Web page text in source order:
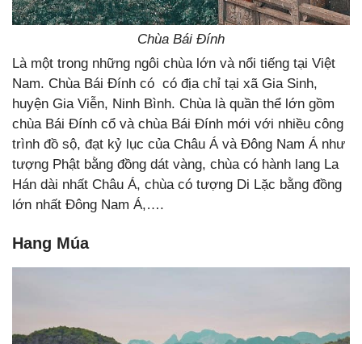
Chùa Bái Đính
Là một trong những ngôi chùa lớn và nổi tiếng tại Việt
Nam. Chùa Bái Đính có có địa chỉ tại xã Gia Sinh,
huyện Gia Viễn, Ninh Bình. Chùa là quần thể lớn gồm
chùa Bái Đính cổ và chùa Bái Đính mới với nhiều công
trình đồ sộ, đạt kỷ lục của Châu Á và Đông Nam Á như
tượng Phật bằng đồng dát vàng, chùa có hành lang La
Hán dài nhất Châu Á, chùa có tượng Di Lặc bằng đồng
lớn nhất Đông Nam Á,….
Hang Múa